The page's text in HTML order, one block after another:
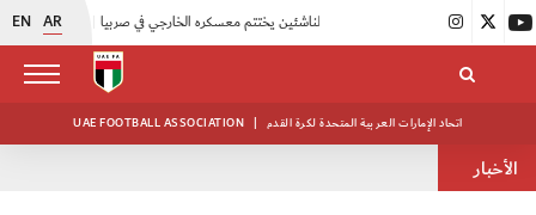
EN AR اتحاد الكرة يُنظم ورشة عمل للمراقبين المعتمدين |
UAE FOOTBALL ASSOCIATION | اتحاد الإمارات العربية المتحدة لكرة القدم
الأخبار